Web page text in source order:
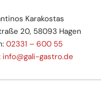
Karakostas
20, 58093 Hagen
02331 – 600 55
info@gali-gastro.de